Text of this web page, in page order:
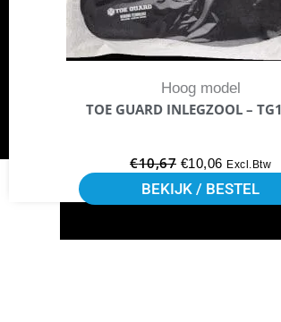
Hoog model
TOE GUARD INLEGZOOL –
€10,67 €10,06 Excl.Btw
BEKIJK / BESTEL
kan
gekozen
worden
op
de